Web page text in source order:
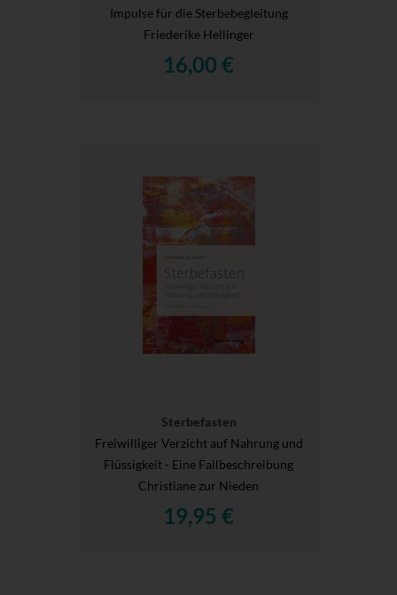
Impulse für die Sterbebegleitung
Friederike Hellinger
16,00 €
Sterbefasten
Freiwilliger Verzicht auf Nahrung und
Flüssigkeit - Eine Fallbeschreibung
Christiane zur Nieden
19,95 €